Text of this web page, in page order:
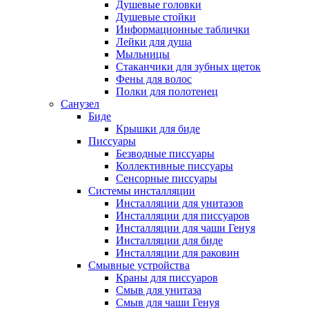
Душевые головки
Душевые стойки
Информационные таблички
Лейки для душа
Мыльницы
Стаканчики для зубных щеток
Фены для волос
Полки для полотенец
Санузел
Биде
Крышки для биде
Писсуары
Безводные писсуары
Коллективные писсуары
Сенсорные писсуары
Системы инсталляции
Инсталляции для унитазов
Инсталляции для писсуаров
Инсталляции для чаши Генуя
Инсталляции для биде
Инсталляции для раковин
Смывные устройства
Краны для писсуаров
Смыв для унитаза
Смыв для чаши Генуя